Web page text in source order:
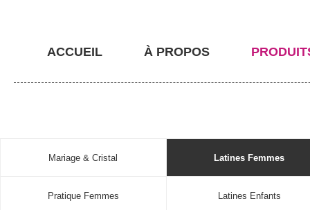
ACCUEIL À PROPOS
Mariage & Cristal Latines Femmes
Pratique Femmes Latines Enfants